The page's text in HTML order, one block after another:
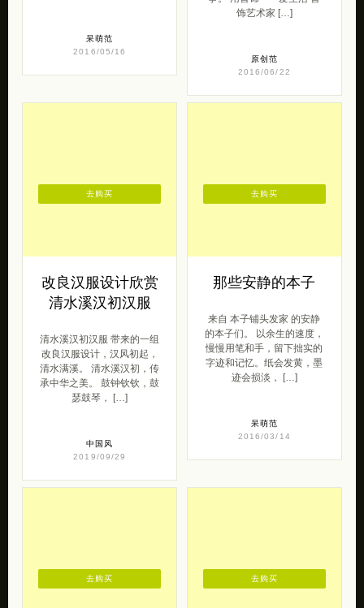
呆萌范
2016/05/16
饰艺术家 […]
原创范
2016/06/22
改良汉服设计欣赏
清水溪汉初汉服
清水溪汉初汉服 带来的一组
改良汉服设计，汉风初起，
清水满溪。 清水溪汉初，传
承中华之美。 鼓钟钦钦，鼓
瑟鼓琴， […]
中国风
2019/09/29
去购买
那些安静的本子
来自 本子铺头发家 的安静
的本子们。 以余生的速度，
慢慢用笔和手，留下拙实的
字迹和记忆。纸会发黄，墨
迹会损淡， […]
呆萌范
2016/03/14
去购买
去购买 去购买